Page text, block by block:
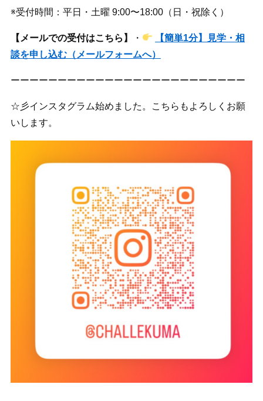
※受付時間：平日・土曜 9:00〜18:00（日・祝除く）
【メールでの受付はこちら】 ・
【簡単1分】見学・相
談を申し込む（メールフォームへ）
ーーーーーーーーーーーーーーーーーーーーーーーーー
☆彡インスタグラム始めました。こちらもよろしくお願
いします。